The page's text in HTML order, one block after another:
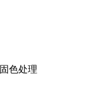
色处理